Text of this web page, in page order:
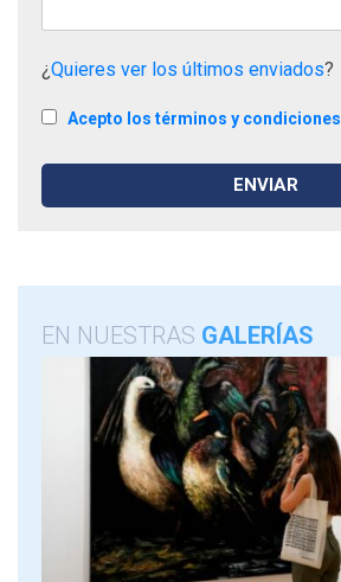
¿Quieres ver los últimos enviados?
Acepto los términos y condiciones
EN NUESTRAS GALERÍAS